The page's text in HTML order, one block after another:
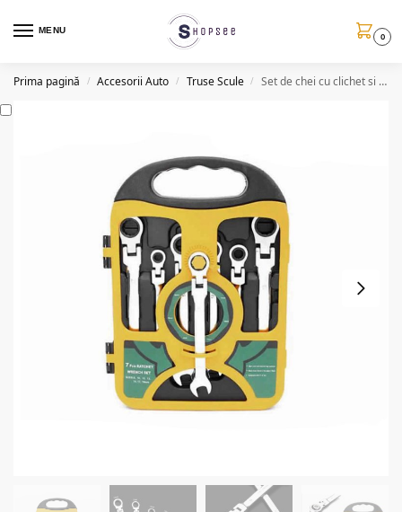
MENU
0
Prima pagină / Accesorii Auto / Truse Scule / Set de chei cu clichet si articulatie, 7 piese